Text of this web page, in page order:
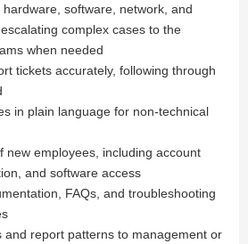
software, network, and
complex cases to the
when needed
tickets accurately, following through
in plain language for non-technical
new employees, including account
and software access
FAQs, and troubleshooting
and report patterns to management or